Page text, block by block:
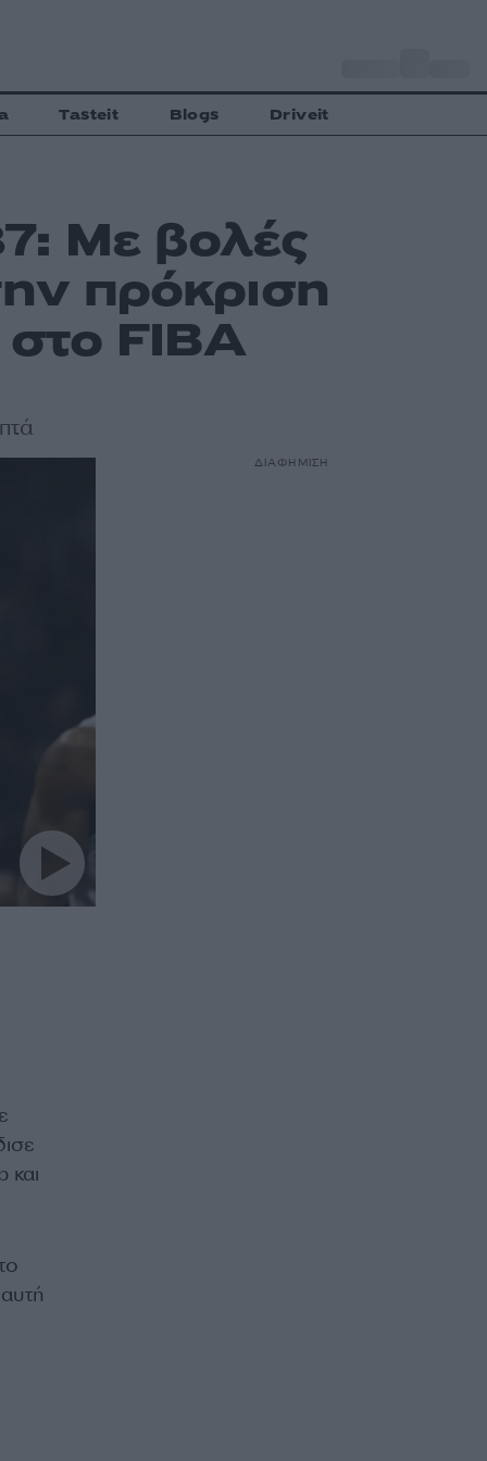
Tasteit Blogs Driveit
Με βολές
πρόκριση
στο FIBA
ΔΙΑΦΗΜΙΣΗ